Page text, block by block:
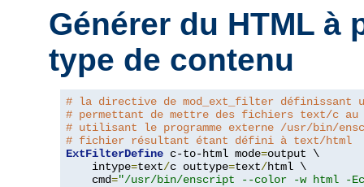
Générer du HTML à
type de contenu
# la directive de mod_ext_filter définissant
# permettant de mettre des fichiers text/c au
# utilisant le programme externe /usr/bin/
# fichier résultant étant défini à text/html
ExtFilterDefine c-to-html mode=output \
    intype
=text/c outtype=text/html \
    cmd
="/usr/bin/enscript --color -w html -